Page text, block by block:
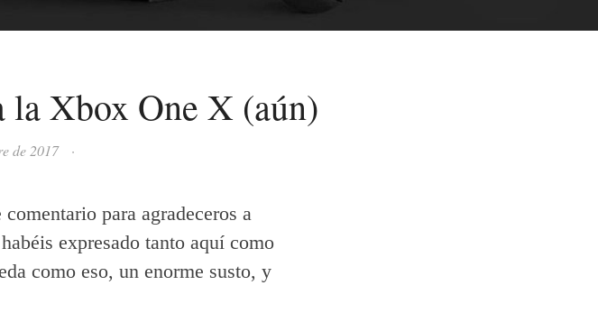
la Xbox One X (aún)
de 2017 ·
para agradeceros a
expresado tanto aquí como
como eso, un enorme susto, y